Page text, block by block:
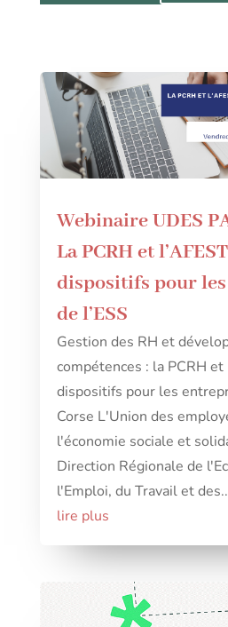
Webinaire UDES
La PCRH et
dispositifs pour
de l’ESS
Gestion des RH et
compétences : la PCRH et
dispositifs pour les
Corse L'Union des
l'économie sociale et
Direction Régionale de
l'Emploi, du Travail et
lire plus